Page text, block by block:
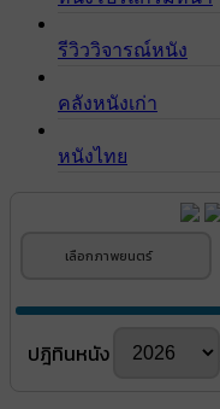
รีวิววิจารณ์หนัง
คลังหนังเก่า
หนังไทย
เลือกภาพยนตร์
ปฎิทินหนัง